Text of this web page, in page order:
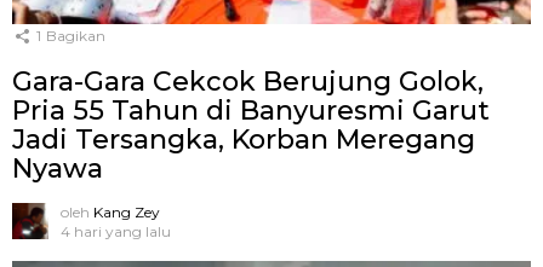
1 Bagikan
Gara-Gara Cekcok Berujung Golok,
Pria 55 Tahun di Banyuresmi Garut
Jadi Tersangka, Korban Meregang
Nyawa
oleh Kang Zey
4 hari yang lalu